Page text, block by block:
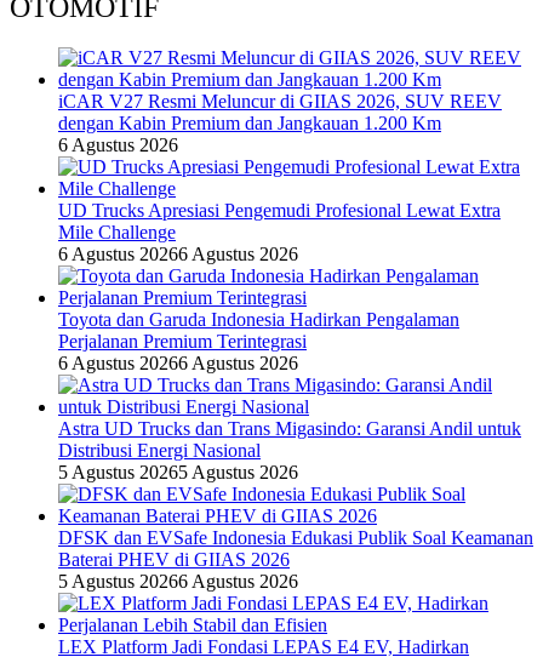
OTOMOTIF
iCAR V27 Resmi Meluncur di GIIAS 2026, SUV REEV
dengan Kabin Premium dan Jangkauan 1.200 Km
6 Agustus 2026
UD Trucks Apresiasi Pengemudi Profesional Lewat Extra
Mile Challenge
6 Agustus 20266 Agustus 2026
Toyota dan Garuda Indonesia Hadirkan Pengalaman
Perjalanan Premium Terintegrasi
6 Agustus 20266 Agustus 2026
Astra UD Trucks dan Trans Migasindo: Garansi Andil untuk
Distribusi Energi Nasional
5 Agustus 20265 Agustus 2026
DFSK dan EVSafe Indonesia Edukasi Publik Soal Keamanan
Baterai PHEV di GIIAS 2026
5 Agustus 20266 Agustus 2026
LEX Platform Jadi Fondasi LEPAS E4 EV, Hadirkan